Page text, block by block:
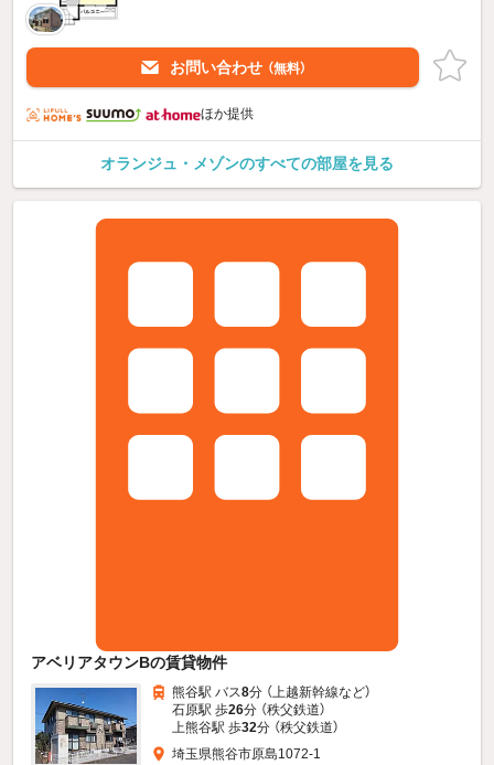
お問い合わせ （無料）
ほか提供
オランジュ・メゾンのすべての部屋を見る
アベリアタウンBの賃貸物件
熊谷駅 バス8分 （上越新幹線など）
石原駅 歩26分 （秩父鉄道）
上熊谷駅 歩32分 （秩父鉄道）
埼玉県熊谷市原島1072-1